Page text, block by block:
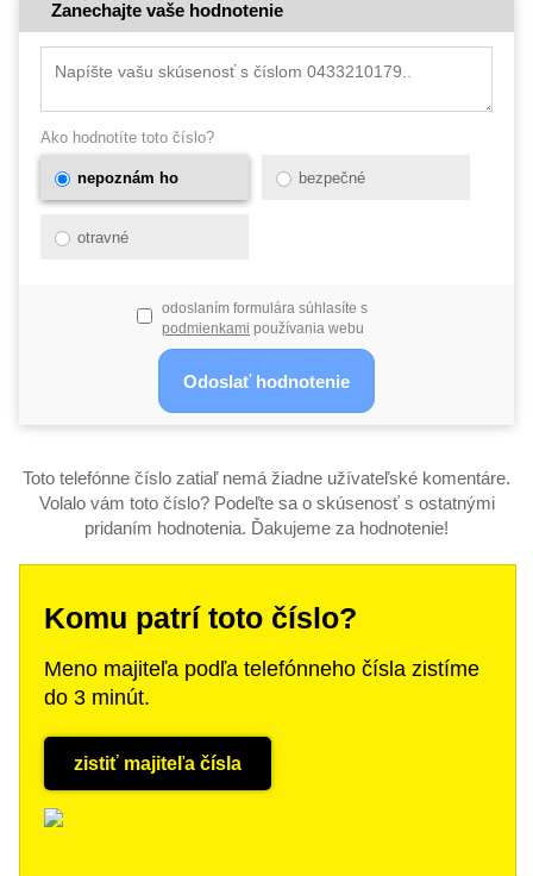
Zanechajte vaše hodnotenie
Ako hodnotíte toto číslo?
nepoznám ho bezpečné
otravné
odoslaním formulára súhlasíte s
podmienkami používania webu
Toto telefónne číslo zatiaľ nemá žiadne užívateľské komentáre.
Volalo vám toto číslo? Podeľte sa o skúsenosť s ostatnými
pridaním hodnotenia. Ďakujeme za hodnotenie!
Komu patrí toto číslo?
Meno majiteľa podľa telefónneho čísla zistíme
do 3 minút.
zistiť majiteľa čísla